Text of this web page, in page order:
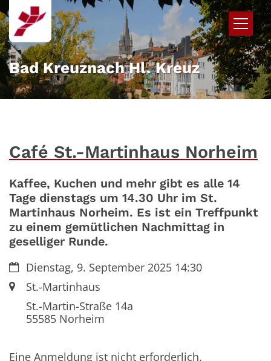
Zum Inhalt springen
Bad Kreuznach Hl. Kreuz
Café St.-Martinhaus Norheim
Kaffee, Kuchen und mehr gibt es alle 14
Tage dienstags um 14.30 Uhr im St.
Martinhaus Norheim. Es ist ein Treffpunkt
zu einem gemütlichen Nachmittag in
geselliger Runde.
Datum:Dienstag, 9. September 2025 14:30
Ort:St.-Martinhaus
St.-Martin-Straße 14a
55585Norheim
Eine Anmeldung ist nicht erforderlich.